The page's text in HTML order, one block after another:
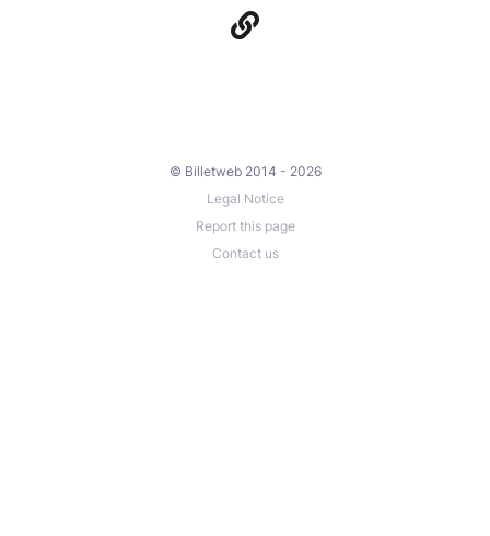
© Billetweb 2014 - 2026
Legal Notice
Report this page
Contact us